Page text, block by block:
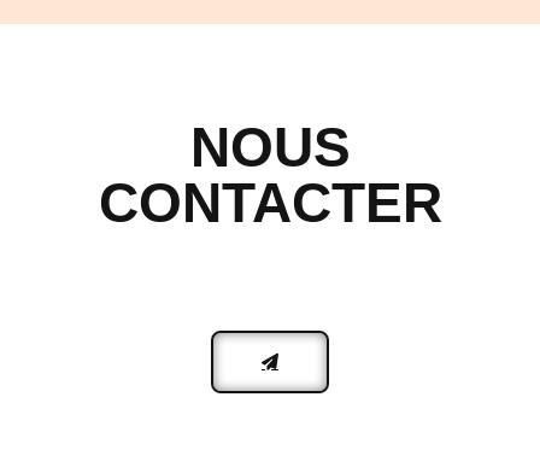
NOUS
CONTACTER